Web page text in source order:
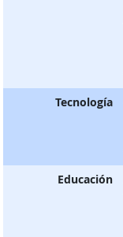
Tecnología
Educación